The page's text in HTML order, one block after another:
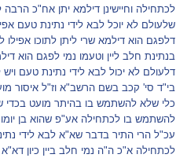
לכתחילה וחיישינן דילמא יתן אח"כ
שלעולם לא יוכל לבא לידי נתינת טעם
דלפגם הוא דילמא שרי ליתן לתוכו אפילו
בנתינת חלב ליין וטעמו נמי לפגם הוא
דלעולם לא יכול לבא לידי נתינת טעם
בי"ד סי' קכב בשם הרשב"א וז"ל איסור
כלי שלא להשתמש בו בהיתר מועט בכדי
להשתמש בו לכתחילה אע"פ שהוא בן
עכ"ל הרי התיר בדבר שא"א לבא לידי
לכתחילה א"כ ה"ה נמי חלב ביין כיון